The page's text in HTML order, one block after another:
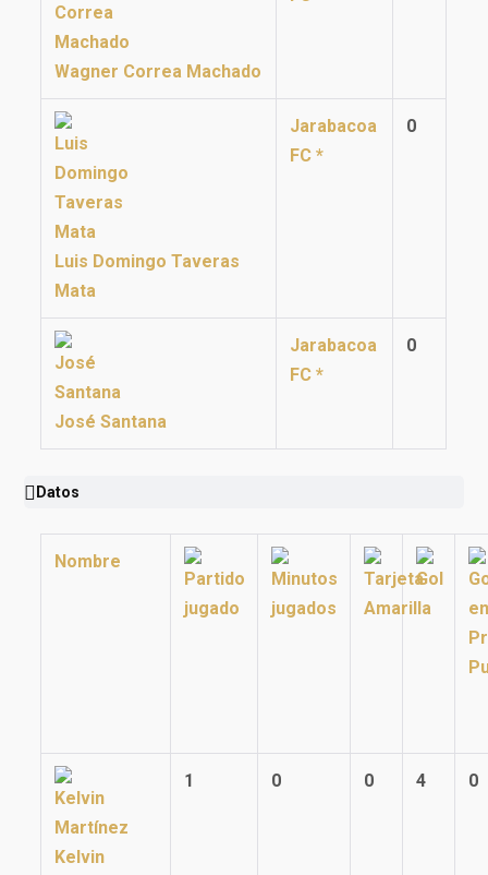
Wagner Correa Machado
Luis Domingo Taveras
Mata
Jarabacoa
FC *
0
José Santana
Jarabacoa
FC *
0
Datos
Nombre
Kelvin
1 0 0 4 0